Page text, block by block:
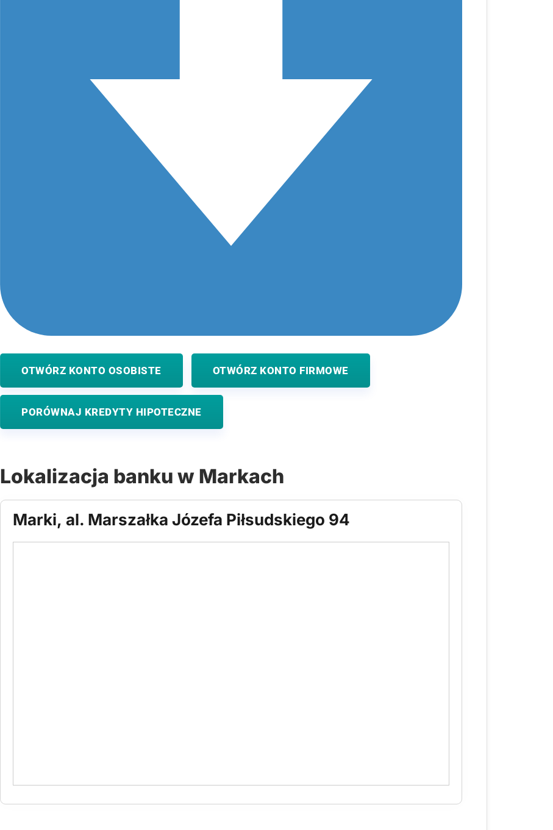
OTWÓRZ KONTO OSOBISTE OTWÓRZ KONTO FIRMOWE
PORÓWNAJ KREDYTY HIPOTECZNE
Lokalizacja banku w Markach
Marki, al. Marszałka Józefa Piłsudskiego 94